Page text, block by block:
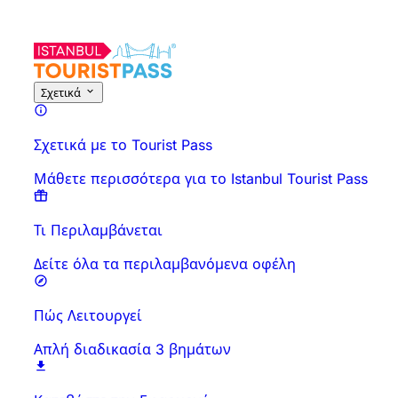
Σχετικά
Σχετικά με το Tourist Pass
Μάθετε περισσότερα για το Istanbul Tourist Pass
Τι Περιλαμβάνεται
Δείτε όλα τα περιλαμβανόμενα οφέλη
Πώς Λειτουργεί
Απλή διαδικασία 3 βημάτων